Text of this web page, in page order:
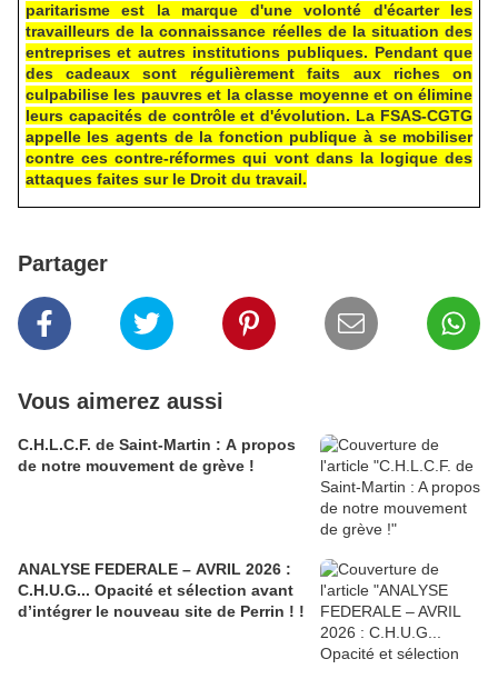
paritarisme est la marque d'une volonté d'écarter les
travailleurs de la connaissance réelles de la situation des
entreprises et autres institutions publiques. Pendant que
des cadeaux sont régulièrement faits aux riches on
culpabilise les pauvres et la classe moyenne et on élimine
leurs capacités de contrôle et d'évolution. La FSAS-CGTG
appelle les agents de la fonction publique à se mobiliser
contre ces contre-réformes qui vont dans la logique des
attaques faites sur le Droit du travail.
Partager
Vous aimerez aussi
C.H.L.C.F. de Saint-Martin : A propos
de notre mouvement de grève !
ANALYSE FEDERALE – AVRIL 2026 :
C.H.U.G... Opacité et sélection avant
d’intégrer le nouveau site de Perrin ! !